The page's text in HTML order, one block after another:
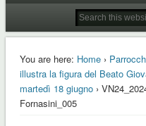
You are here: Home›
illustra la figura del Beato
martedì 18 giugno›
Fornasini_005